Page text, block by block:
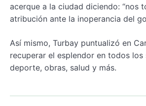
acerque a la ciudad diciendo: “nos
atribución ante la inoperancia del
Así mismo, Turbay puntualizó en
recuperar el esplendor en todos los
deporte, obras, salud y más.